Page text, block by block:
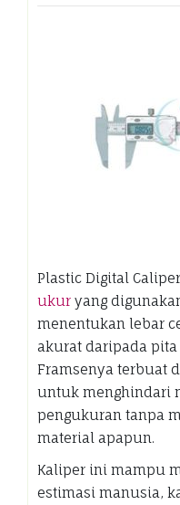
Plastic Digital
ukur yang
menentukan lebar
akurat daripada
Framsenya terbuat
untuk menghindari
pengukuran tanpa
material apapun.
Kaliper ini mampu
estimasi manusia,